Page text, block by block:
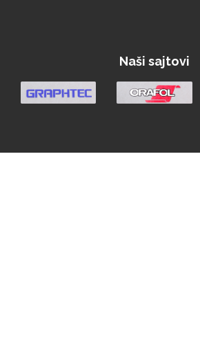
WrapCut
Naši sajtovi